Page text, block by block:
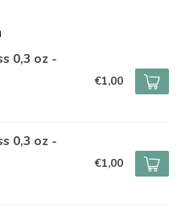
0,3 oz -
€1,00
0,3 oz -
€1,00